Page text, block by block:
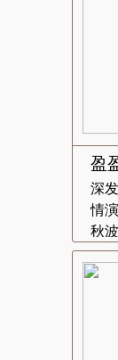
盈
深
情
秋